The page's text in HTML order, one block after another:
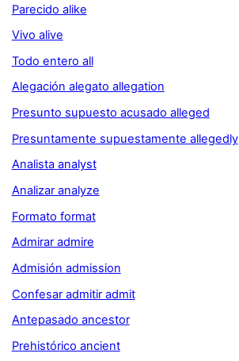
Parecido alike
Vivo alive
Todo entero all
Alegación alegato allegation
Presunto supuesto acusado alleged
Presuntamente supuestamente allegedly
Analista analyst
Analizar analyze
Formato format
Admirar admire
Admisión admission
Confesar admitir admit
Antepasado ancestor
Prehistórico ancient